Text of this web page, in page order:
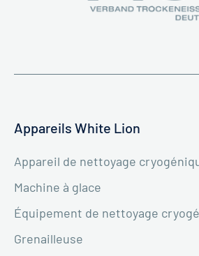
Appareils White Lion
Appareil de nettoyage
Machine à glace
Équipement de nettoyage
Grenailleuse